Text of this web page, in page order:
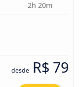
2h 20m
desde R$ 79